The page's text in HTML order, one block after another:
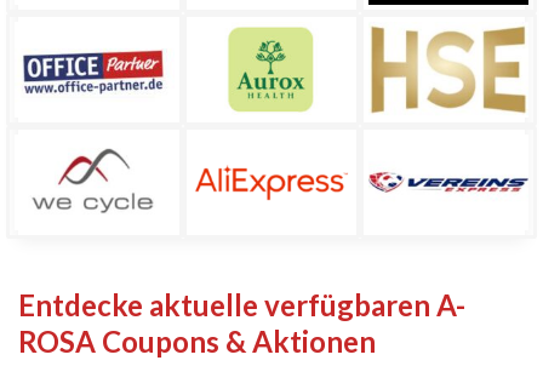
Entdecke aktuelle verfügbaren A-
ROSA Coupons & Aktionen